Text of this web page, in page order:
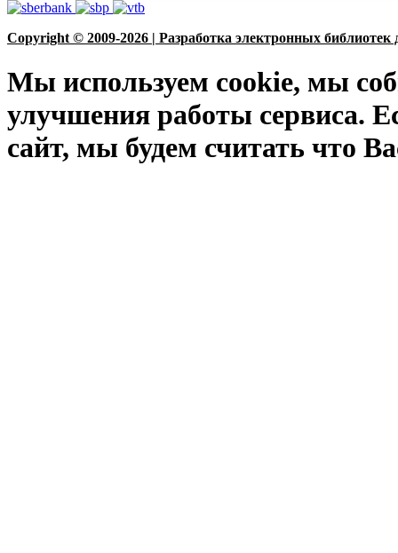
Copyright © 2009-2026 | Разработка электронных библиотек
Мы используем cookie, мы
улучшения работы сервиса.
сайт, мы будем считать что